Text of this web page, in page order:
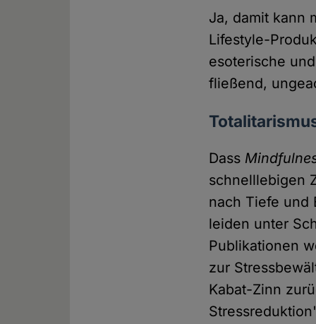
Ja, damit kann
Lifestyle-
esoterische
fließend,
Dass
schnelllebigen
nach Tiefe und
leiden unter
Publikationen
zur
Kabat-Zinn